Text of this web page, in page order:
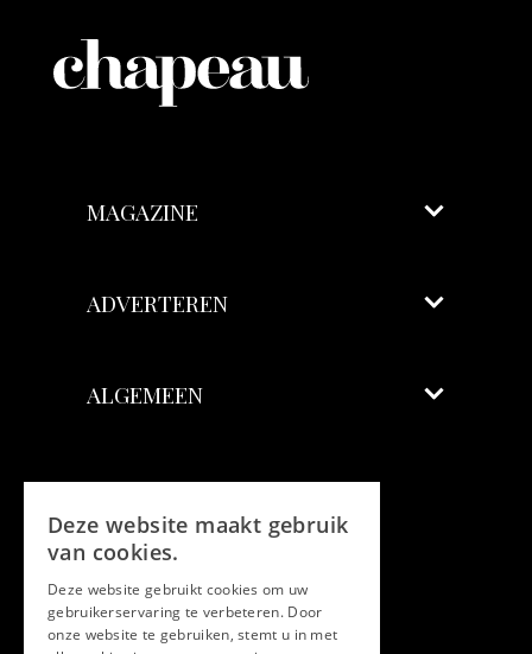
MAGAZINE
ADVERTEREN
ALGEMEEN
Facebook
Twitter
Deze website maakt gebruik
van cookies.
Deze website gebruikt cookies om uw
gebruikerservaring te verbeteren. Door
onze website te gebruiken, stemt u in met